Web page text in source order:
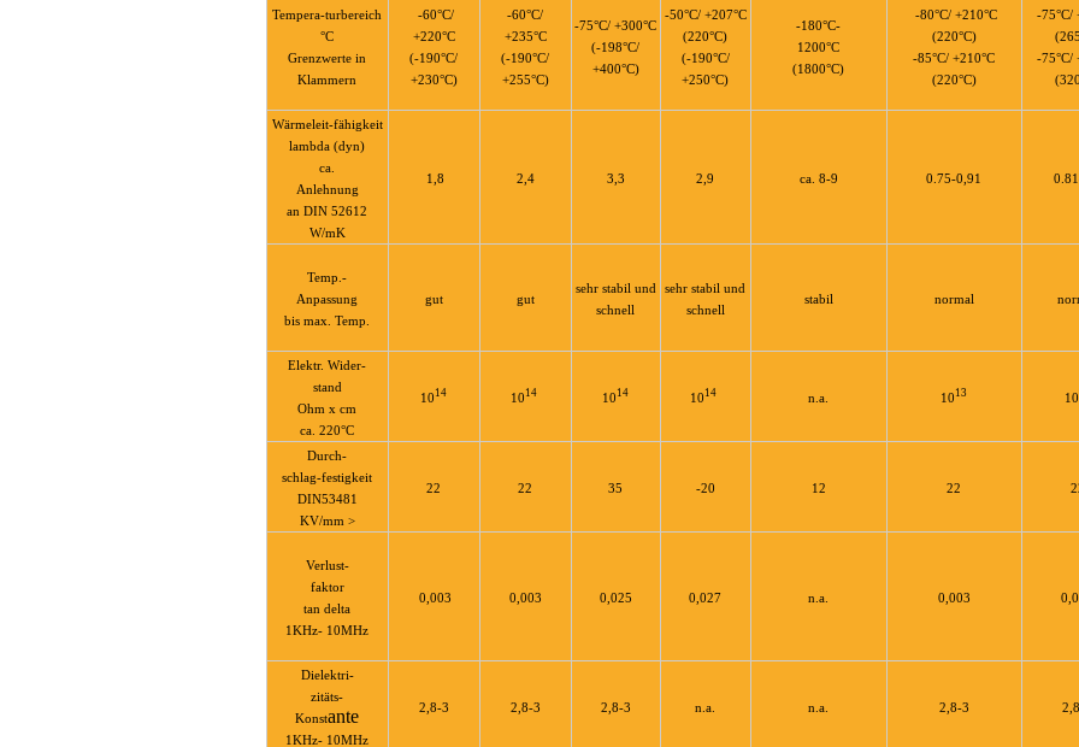
Tempera-turbereich
°C
Grenzwerte in
Klammern
-60°C/
+220°C
(-190°C/
+230°C)
-60°C/
+235°C
(-190°C/
+255°C)
-75°C/ +300°C
(-198°C/
+400°C)
-50°C/ +207°C
(220°C)
(-190°C/
+250°C)
-180°C-
1200°C
(1800°C)
-80°C/ +210°C
(220°C)
-85°C/ +210°C
(220°C)
-75°C/
-75°C/
Wärmeleit-fähigkeit
lambda (dyn)
ca.
Anlehnung
an DIN 52612
W/mK
1,8 2,4 3,3 2,9 ca. 8-9 0.75-0,91
Temp.-
Anpassung
bis max. Temp.
gut gut
sehr stabil und
schnell
sehr stabil und
schnell
stabil normal
Elektr. Wider-
stand
Ohm x cm
ca. 220°C
10 14 10 14 10 14 10 14 n.a. 10 13 10
Durch-
schlag-festigkeit
DIN53481
KV/mm >
22 22 35 -20 12 22
Verlust-
faktor
tan delta
1KHz- 10MHz
0,003 0,003 0,025 0,027 n.a. 0,003
Dielektri-
zitäts-
Konstante
1KHz- 10MHz
2,8-3 2,8-3 2,8-3 n.a. n.a. 2,8-3